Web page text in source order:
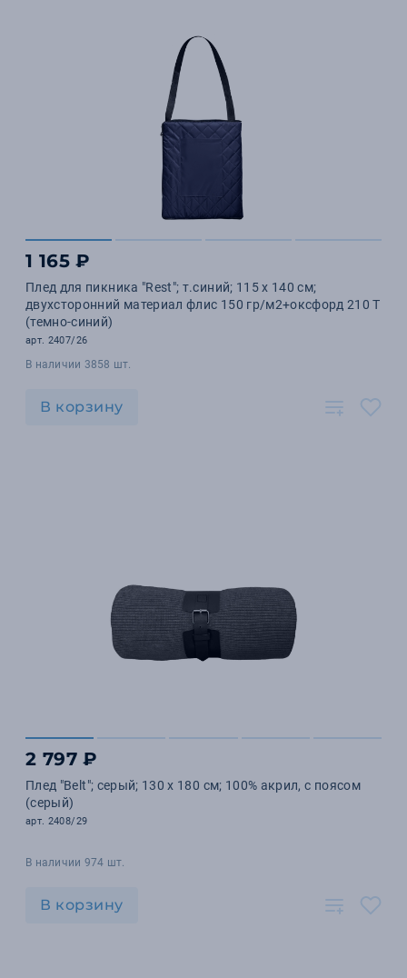
1 165 ₽
Плед для пикника "Rest"; т.синий; 115 х 140 см;
двухсторонний материал флис 150 гр/м2+оксфорд 210 T
(темно-синий)
арт. 2407/26
В наличии 3858 шт.
В корзину
2 797 ₽
Плед "Belt"; серый; 130 х 180 см; 100% акрил, с поясом
(серый)
арт. 2408/29
В наличии 974 шт.
В корзину